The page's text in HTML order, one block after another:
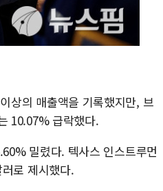
상의 매출액을 기록했지만, 브
10.07% 급락했다.
밀렸다. 텍사스 인스트루먼
로 제시했다.